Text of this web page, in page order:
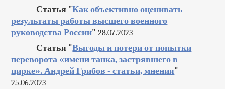
Статья "Как объективно оценивать
результаты работы высшего военного
руководства России" 28.07.2023
Статья "Выгоды и потери от попытки
переворота «имени танка, застрявшего в
цирке». Андрей Грибов - статьи, мнения"
25.06.2023